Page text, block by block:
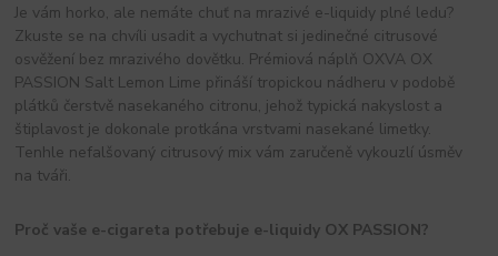
Je vám horko, ale nemáte chuť na mrazivé e-liquidy plné ledu?
Zkuste se na chvíli usadit a vychutnat si jedinečné citrusové
osvěžení bez mrazivého dovětku. Prémiová náplň OXVA OX
PASSION Salt Lemon Lime přináší tropickou nádheru v podobě
plátků čerstvě nasekaného citronu, jehož typická nakyslost a
štiplavost je dokonale protkána vrstvami nasekané limetky.
Tenhle nefalšovaný citrusový mix vám zaručeně vykouzlí úsměv
na tváři.
Proč vaše e-cigareta potřebuje e-liquidy OX PASSION?